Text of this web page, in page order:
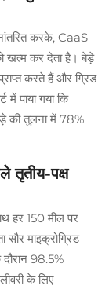
करके, CaaS
खत्म कर देता है। बेड़े
करते हैं और ग्रिड
पाया गया कि
की तुलना में 78%
तृतीय-पक्ष
हर 150 मील पर
माइक्रोग्रिड
98.5%
के लिए